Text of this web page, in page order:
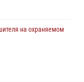
на охраняемом